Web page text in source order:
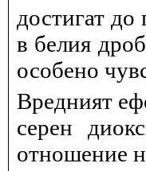
достигат
в белия
особено
Вредният
серен
отношение